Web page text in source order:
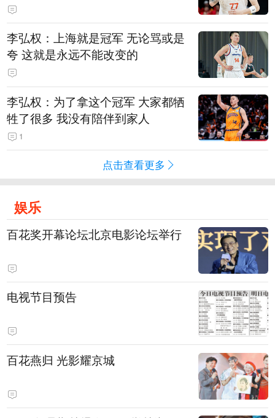
李弘权：上海就是冠军 无论骂或是
夸 这就是永远不能改变的
李弘权：为了拿这个冠军 大家都牺
牲了很多 我没有陪伴到家人
1
点击查看更多
娱乐
百花奖开幕论坛北京电影论坛举行
电视节目预告
百花燕归 光影耀京城